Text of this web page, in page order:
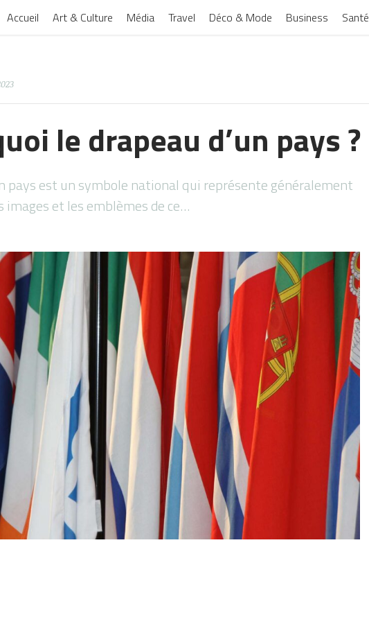
Accueil Art & Culture Média Travel Déco & Mode Business Santé
le drapeau d’un pays ?
pays est un symbole national qui représente généralement
images et les emblèmes de ce…